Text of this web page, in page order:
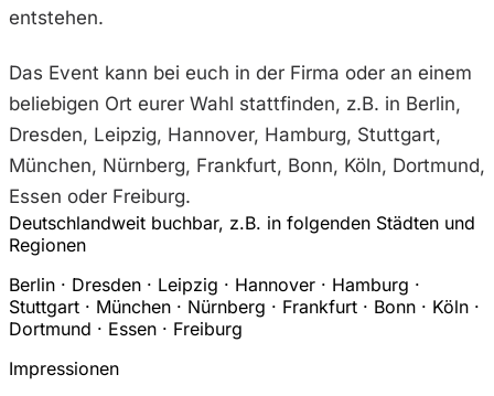
entstehen.
Das Event kann bei euch in der Firma oder an einem
beliebigen Ort eurer Wahl stattfinden, z.B. in Berlin,
Dresden, Leipzig, Hannover, Hamburg, Stuttgart,
München, Nürnberg, Frankfurt, Bonn, Köln, Dortmund,
Essen oder Freiburg.
Deutschlandweit buchbar, z.B. in folgenden Städten und
Regionen
Berlin · Dresden · Leipzig · Hannover · Hamburg ·
Stuttgart · München · Nürnberg · Frankfurt · Bonn · Köln ·
Dortmund · Essen · Freiburg
Impressionen